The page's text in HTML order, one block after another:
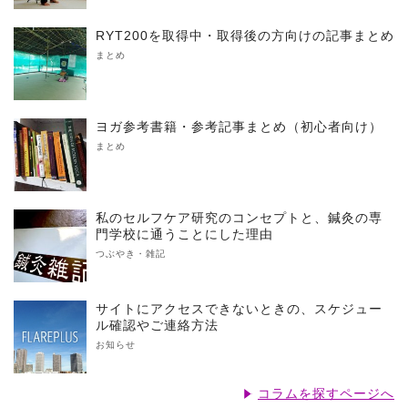
RYT200を取得中・取得後の方向けの記事まとめ
まとめ
ヨガ参考書籍・参考記事まとめ（初心者向け）
まとめ
私のセルフケア研究のコンセプトと、鍼灸の専
門学校に通うことにした理由
つぶやき・雑記
サイトにアクセスできないときの、スケジュー
ル確認やご連絡方法
お知らせ
コラムを探すページへ